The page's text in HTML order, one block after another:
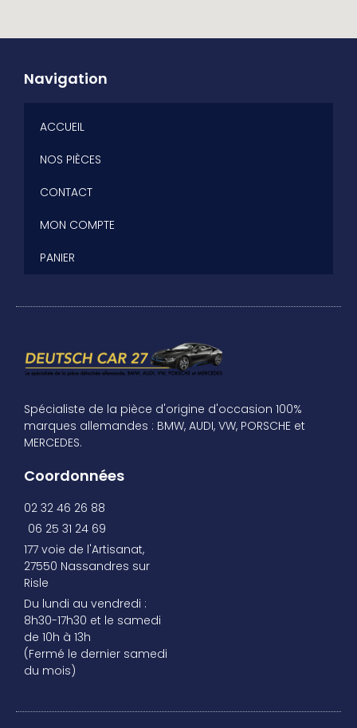
Navigation
ACCUEIL
NOS PIÈCES
CONTACT
MON COMPTE
PANIER
Spécialiste de la pièce d'origine d'occasion 100%
marques allemandes : BMW, AUDI, VW, PORSCHE et
MERCEDES.
Coordonnées
02 32 46 26 88
06 25 31 24 69
177 voie de l'Artisanat,
27550 Nassandres sur
Risle
Du lundi au vendredi :
8h30-17h30 et le samedi
de 10h à 13h
(Fermé le dernier samedi
du mois)